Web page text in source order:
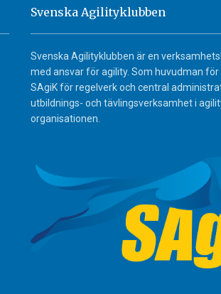
Svenska Agilityklubben
Svenska Agilityklubben är en
med ansvar för agility. Som huvudman
SAgiK för regelverk och central
utbildnings- och tävlingsverksamhet i
organisationen.